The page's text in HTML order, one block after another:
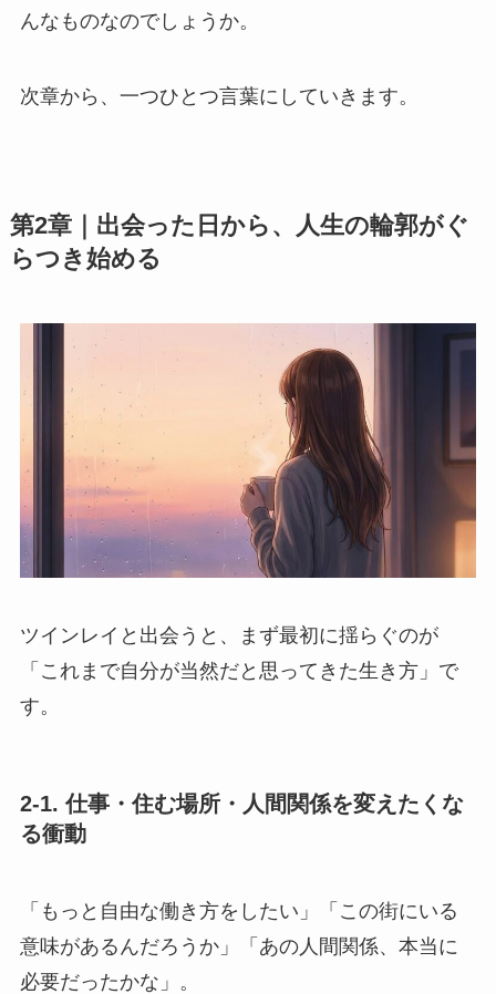
んなものなのでしょうか。
次章から、一つひとつ言葉にしていきます。
第2章｜出会った日から、人生の輪郭がぐ
らつき始める
ツインレイと出会うと、まず最初に揺らぐのが
「これまで自分が当然だと思ってきた生き方」で
す。
2-1. 仕事・住む場所・人間関係を変えたくな
る衝動
「もっと自由な働き方をしたい」「この街にいる
意味があるんだろうか」「あの人間関係、本当に
必要だったかな」。